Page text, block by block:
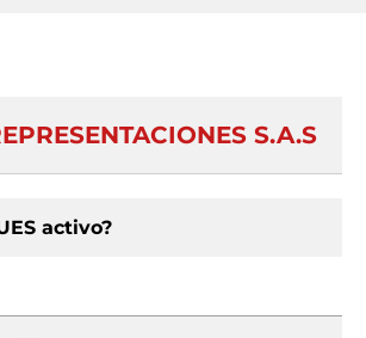
S.A.S
activo?